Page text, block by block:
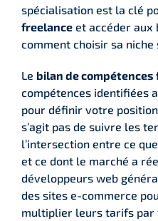
spécialisation est la clé
freelance et accéder aux
comment choisir sa niche
Le bilan de compétences
compétences identifiées
pour définir votre
s’agit pas de suivre les
l’intersection entre ce
et ce dont le marché a
développeurs web
des sites e-commerce
multiplier leurs tarifs par